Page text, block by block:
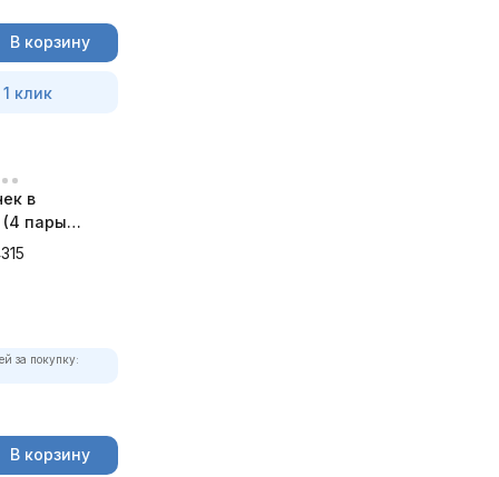
В корзину
клик
в
(4 пары
4315
за покупку:
В корзину